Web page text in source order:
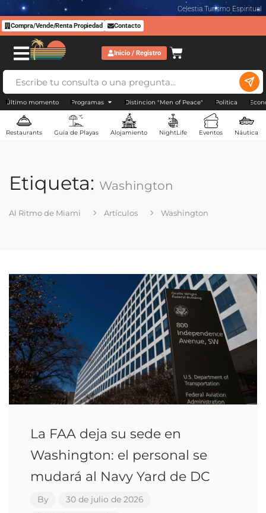
Celestia Turismo Espiritual
Compra/Vende/Renta Propiedad Contacto
Inicio / Registro
Último momento Programas Distincion "Men of Peace" Politica
Restaurants Guía de Playas Alojamiento NightLife Eventos Náutica
Etiqueta: Washington
Al Ritmo de Miami Artículos Washington
La FAA deja su sede en
Washington: el personal se
mudará al Navy Yard de DC
By
30 de julio de 2026